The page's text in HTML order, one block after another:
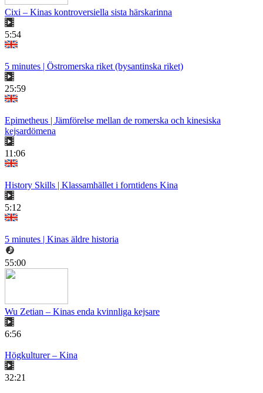
Cixi – Kinas kontroversiella sista härskarinna
5:54
5 minutes | Östromerska riket (bysantinska riket)
25:59
Epimetheus | Jämförelse mellan de romerska och kinesiska
kejsardömena
11:06
History Skills | Klassamhället i forntidens Kina
5:12
5 minutes | Kinas äldre historia
55:00
Wu Zetian – Kinas enda kvinnliga kejsare
6:56
Högkulturer – Kina
32:21